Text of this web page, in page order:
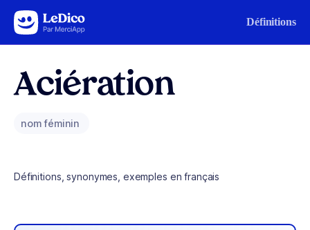
Aller au contenu Définitions
Aciération
nom féminin
Définitions, synonymes, exemples en français